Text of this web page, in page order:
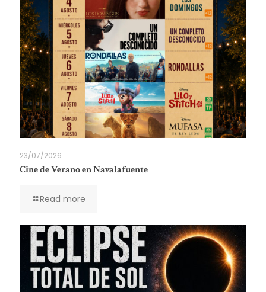
23/07/2026
Cine de Verano en Navalafuente
Read more